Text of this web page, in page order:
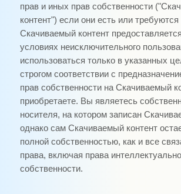
прав и иных прав собственности
контент") если они есть или требуются
Скачиваемый контент
условиях неисключительного
использоваться только в указанных
строгом соответствии с
прав собственности на Скачиваемый
приобретаете. Вы являетесь
носителя, на котором записан
однако сам Скачиваемый контент
полной собственностью, как и все
права, включая права
собственности.